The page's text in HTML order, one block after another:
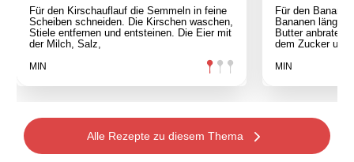
Für den Kirschauflauf die Semmeln in feine
Scheiben schneiden. Die Kirschen waschen,
Stiele entfernen und entsteinen. Die Eier mit
der Milch, Salz,
MIN
Für den
Bananen längs
Butter anbraten.
dem Zucker und
MIN
Alle Rezepte zu diesem Thema